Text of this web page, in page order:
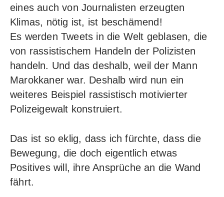
eines auch von Journalisten erzeugten
Klimas, nötig ist, ist beschämend!
Es werden Tweets in die Welt geblasen, die
von rassistischem Handeln der Polizisten
handeln. Und das deshalb, weil der Mann
Marokkaner war. Deshalb wird nun ein
weiteres Beispiel rassistisch motivierter
Polizeigewalt konstruiert.
Das ist so eklig, dass ich fürchte, dass die
Bewegung, die doch eigentlich etwas
Positives will, ihre Ansprüche an die Wand
fährt.